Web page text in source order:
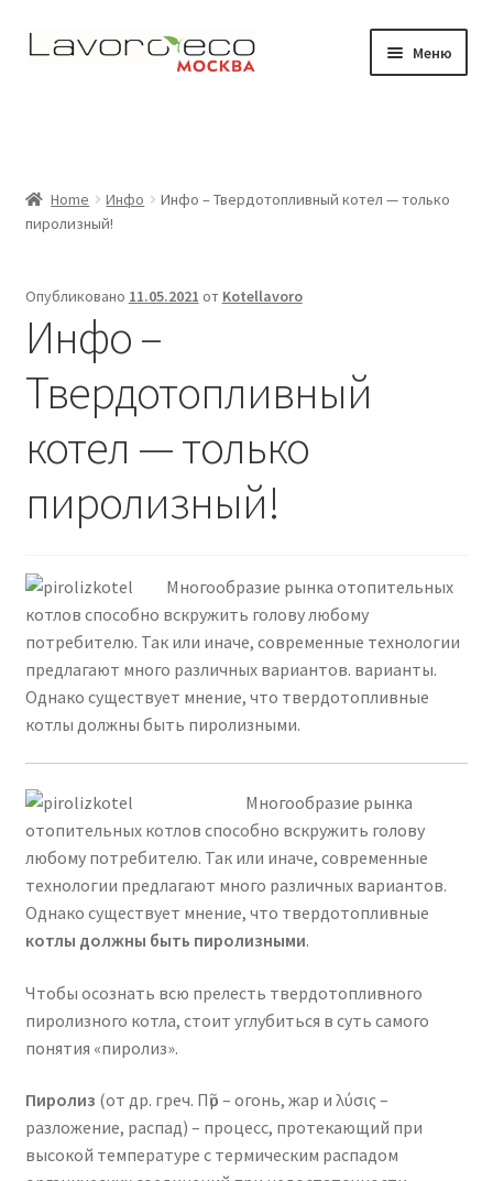
Перейти
Перейти
Меню
Где работают наши котлы
Контакты
Home Инфо
Инфо – Твердотопливный котел — только
пиролизный!
Опубликовано 11.05.2021 от Kotellavoro
Инфо –
Твердотопливный
котел — только
пиролизный!
Многообразие рынка отопительных
котлов способно вскружить голову любому
потребителю. Так или иначе, современные технологии
предлагают много различных вариантов. варианты.
Однако существует мнение, что твердотопливные
котлы должны быть пиролизными.
Многообразие рынка
отопительных котлов способно вскружить голову
любому потребителю. Так или иначе, современные
технологии предлагают много различных вариантов.
Однако существует мнение, что твердотопливные
котлы должны быть пиролизными.
Чтобы осознать всю прелесть твердотопливного
пиролизного котла, стоит углубиться в суть самого
понятия «пиролиз».
Пиролиз (от др. греч. Πῦρ – огонь, жар и λύσις –
разложение, распад) – процесс, протекающий при
высокой температуре с термическим распадом